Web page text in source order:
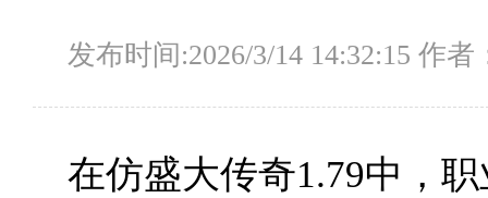
发布时间:2026/3/14 14:32:15 作
在仿盛大传奇1.79中，